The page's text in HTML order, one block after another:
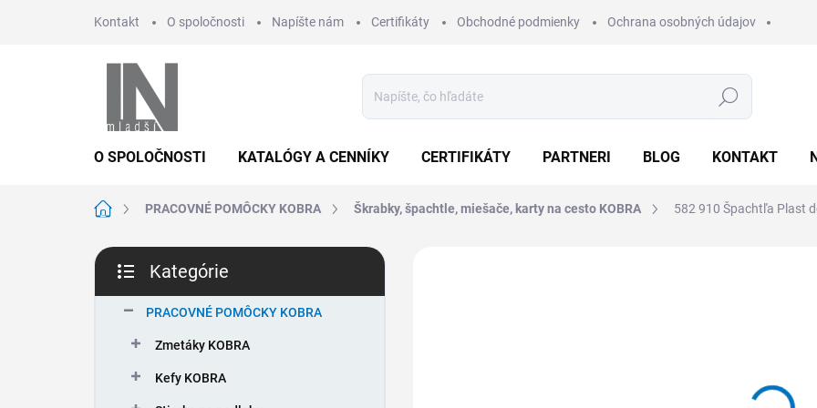
Kontakt O spoločnosti Napíšte nám Certifikáty Obchodné podmienky Ochrana osobných údajov
Hľadať
O SPOLOČNOSTI KATALÓGY A CENNÍKY CERTIFIKÁTY PARTNERI BLOG KONTAKT
DomovPRACOVNÉ POMÔCKY KOBRA Škrabky, špachtle, miešače, karty na cesto KOBRA 582 910 Špachtľa Plast
B
č
kategórie
Kategórie
PRACOVNÉ POMÔCKY KOBRA
Zmetáky KOBRA
Kefy KOBRA